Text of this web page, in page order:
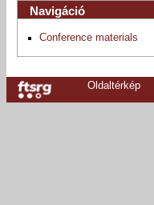
Navigáció
Conference materials
Oldaltérkép